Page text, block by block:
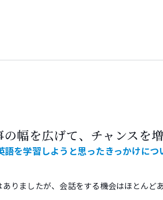
幅を広げて、チャンスを
を学習しようと思ったきっかけにつ
りましたが、会話をする機会はほとんど